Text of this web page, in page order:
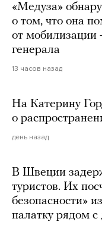
«Медуза»
о том, что она
от мобилизации
генерала
13 часов назад
На Катерину
о
день назад
В Швеции
туристов. Их
безопасности»
палатку рядом